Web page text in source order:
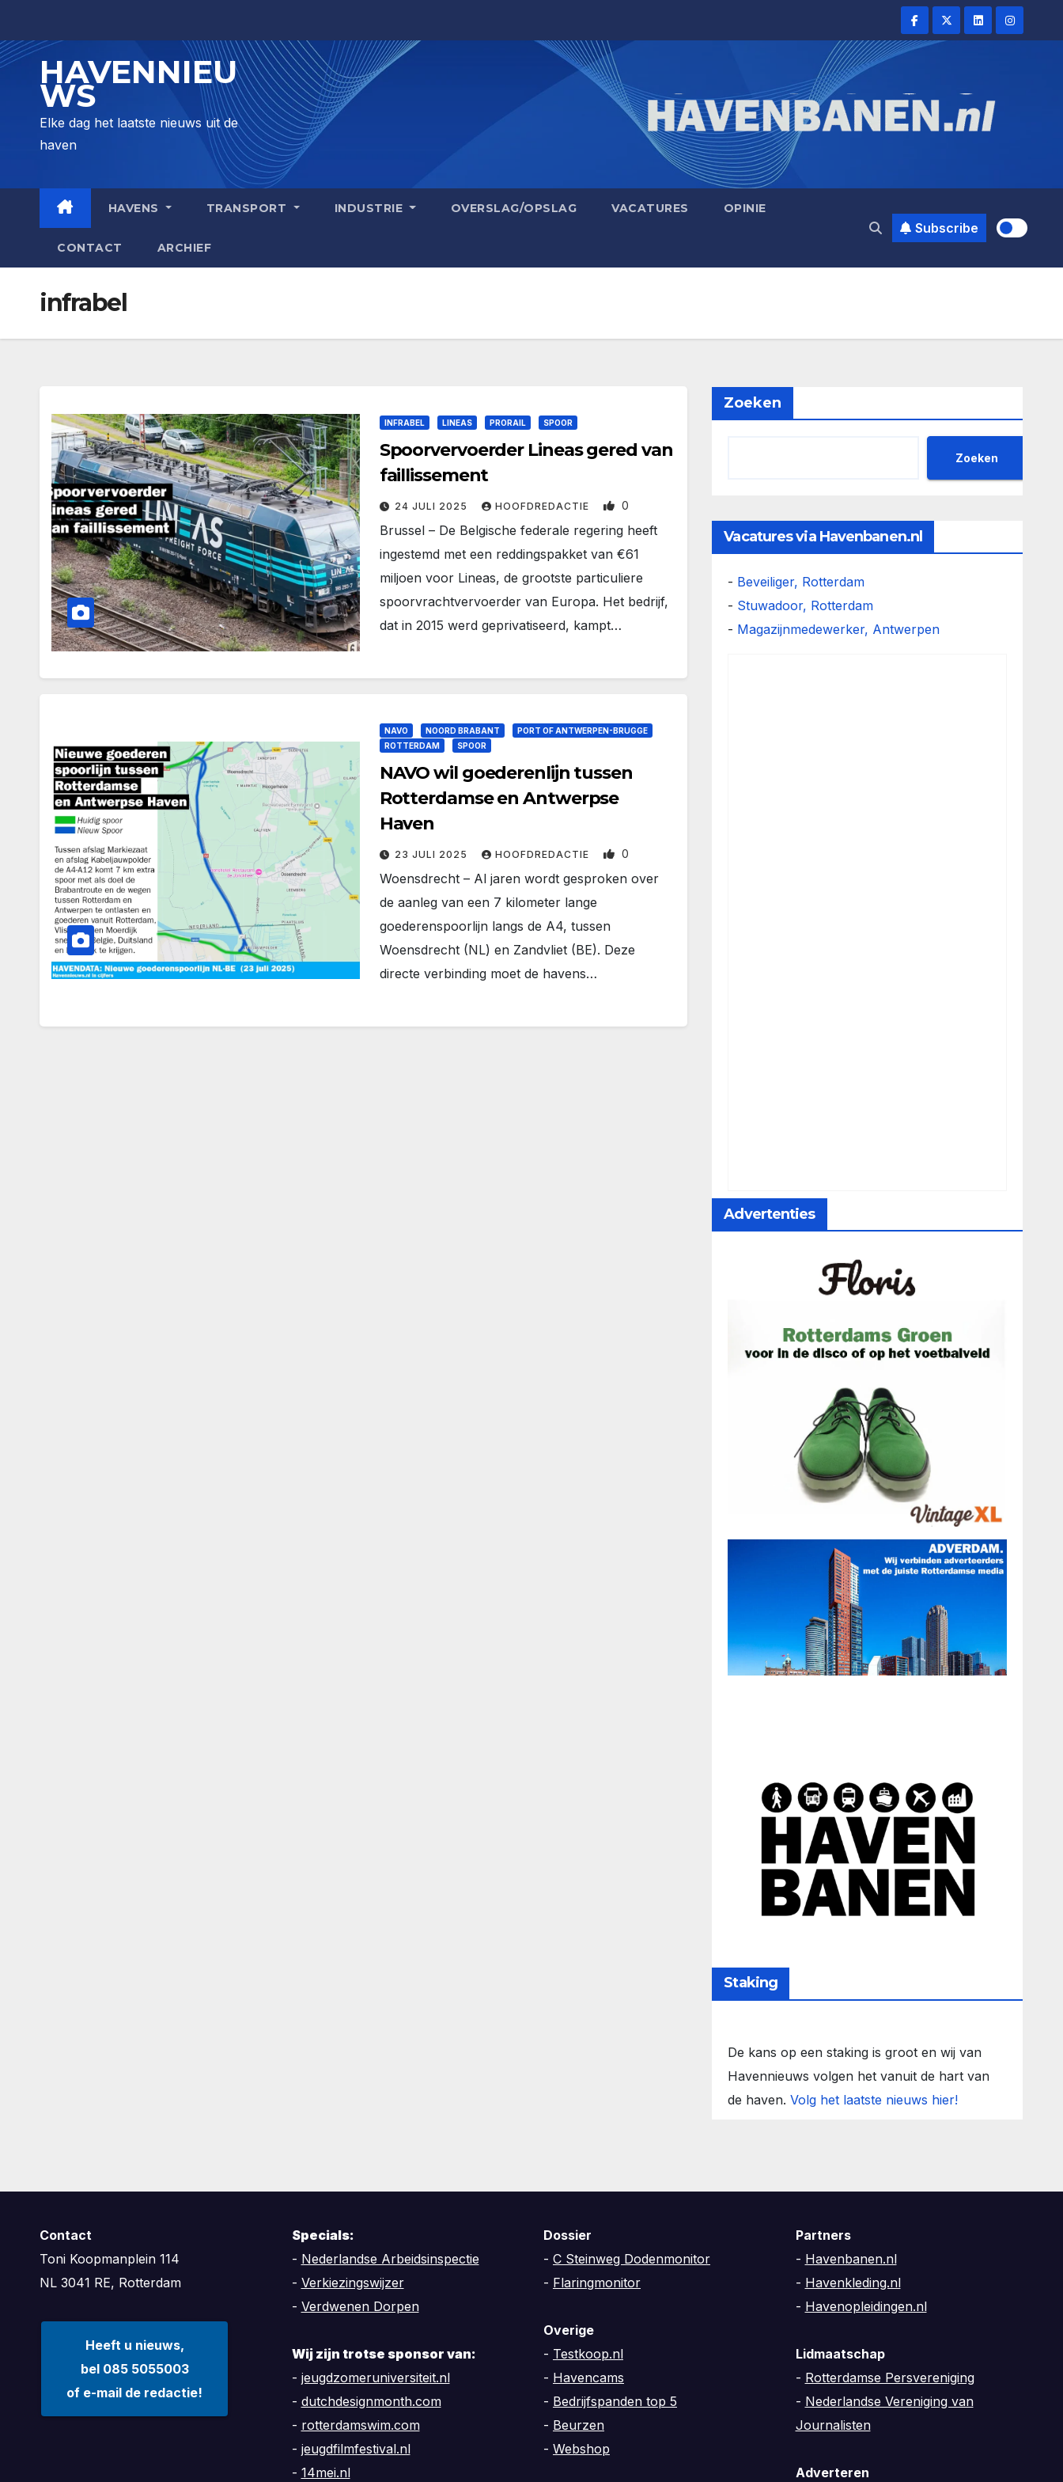
contentHAVENNIEU
WS
Elke dag het laatste nieuws uit de
haven
HAVENS TRANSPORT INDUSTRIE OVERSLAG/OPSLAG VACATURES OPINIE
CONTACT ARCHIEF
Subscribe
infrabel
INFRABEL LINEAS PRORAIL SPOOR
Spoorvervoerder Lineas gered van
faillissement
24 JULI 2025 HOOFDREDACTIE 0
Brussel – De Belgische federale regering heeft
ingestemd met een reddingspakket van €61
miljoen voor Lineas, de grootste particuliere
spoorvrachtvervoerder van Europa. Het bedrijf,
dat in 2015 werd geprivatiseerd, kampt…
NAVO NOORD BRABANT
PORT OF ANTWERPEN-BRUGGE
ROTTERDAM
SPOOR
NAVO wil goederenlijn tussen
Rotterdamse en Antwerpse
Haven
23 JULI 2025 HOOFDREDACTIE 0
Woensdrecht – Al jaren wordt gesproken over
de aanleg van een 7 kilometer lange
goederenspoorlijn langs de A4, tussen
Woensdrecht (NL) en Zandvliet (BE). Deze
directe verbinding moet de havens…
Zoeken
Zoeken
Vacatures via Havenbanen.nl
- Beveiliger, Rotterdam
- Stuwadoor, Rotterdam
- Magazijnmedewerker, Antwerpen
Advertenties
Staking
De kans op een staking is groot en wij van
Havennieuws volgen het vanuit de hart van
de haven.Volg het laatste nieuws hier!
Contact
Toni Koopmanplein 114
NL 3041 RE, Rotterdam
Heeft u nieuws,
bel 085 5055003
of e-mail de redactie!
Specials:
- Nederlandse Arbeidsinspectie
- Verkiezingswijzer
- Verdwenen Dorpen
Wij zijn trotse sponsor van:
- jeugdzomeruniversiteit.nl
- dutchdesignmonth.com
- rotterdamswim.com
- jeugdfilmfestival.nl
- 14mei.nl
Dossier
- C Steinweg Dodenmonitor
- Flaringmonitor
Overige
- Testkoop.nl
- Havencams
- Bedrijfspanden top 5
- Beurzen
- Webshop
Partners
- Havenbanen.nl
- Havenkleding.nl
- Havenopleidingen.nl
Lidmaatschap
- Rotterdamse Persvereniging
- Nederlandse Vereniging van
Journalisten
Adverteren